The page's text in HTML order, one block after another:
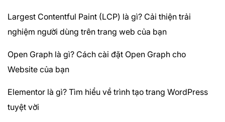
Largest Contentful Paint (LCP) là gì? Cải thiện trải
nghiệm người dùng trên trang web của bạn
Open Graph là gì? Cách cài đặt Open Graph cho
Website của bạn
Elementor là gì? Tìm hiểu về trình tạo trang WordPress
tuyệt vời